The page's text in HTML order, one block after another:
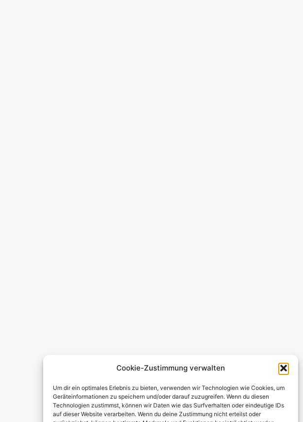
Cookie-Zustimmung verwalten
Um dir ein optimales Erlebnis zu bieten, verwenden wir Technologien wie Cookies, um
Geräteinformationen zu speichern und/oder darauf zuzugreifen. Wenn du diesen
Technologien zustimmst, können wir Daten wie das Surfverhalten oder eindeutige IDs
auf dieser Website verarbeiten. Wenn du deine Zustimmung nicht erteilst oder